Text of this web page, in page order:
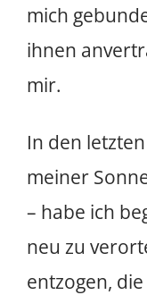
mich
ihnen
mir.
In den
meiner
– habe ich
neu zu
entzogen,